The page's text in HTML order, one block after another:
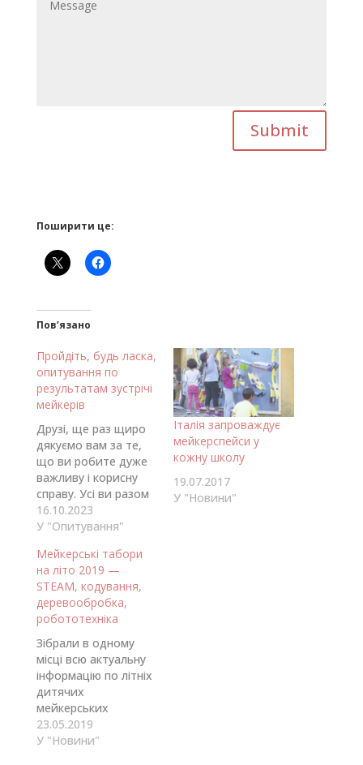
Submit
Поширити це:
Пов’язано
Пройдіть, будь ласка,
опитування по
результатам зустрічі
мейкерів
Друзі, ще раз щиро
дякуємо вам за те,
що ви робите дуже
важливу і корисну
справу. Усі ви разом
— просто
неймовірні,
того,керуєте
мейкерським
простором,
відвідуєте такий,
тільки плануєте
заснувати, чи
займаєтеся
мейкерством
самостійно. Ми дуже
раді бути частиною
цього
доброзичливого
16.10.2023
У "Опитування"
Італія запроваждує
мейкерспейси у
кожну школу
19.07.2017
У "Новини"
Мейкерські табори
на літо 2019 —
STEAM, кодування,
деревообробка,
робототехніка
Зібрали в одному
місці всю актуальну
інформацію по літніх
дитячих
мейкерських
таборах від
учасників ярмарків
23.05.2019
У "Новини"